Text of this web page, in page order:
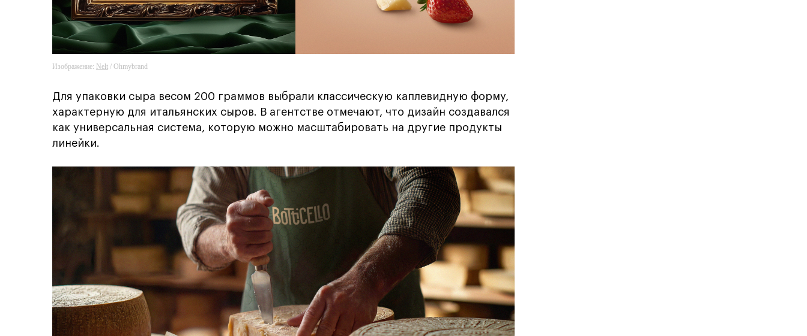
Изображение: Nelt / Ohmybrand
Для упаковки сыра весом 200 граммов выбрали классическую каплевидную форму,
характерную для итальянских сыров. В агентстве отмечают, что дизайн создавался
как универсальная система, которую можно масштабировать на другие продукты
линейки.